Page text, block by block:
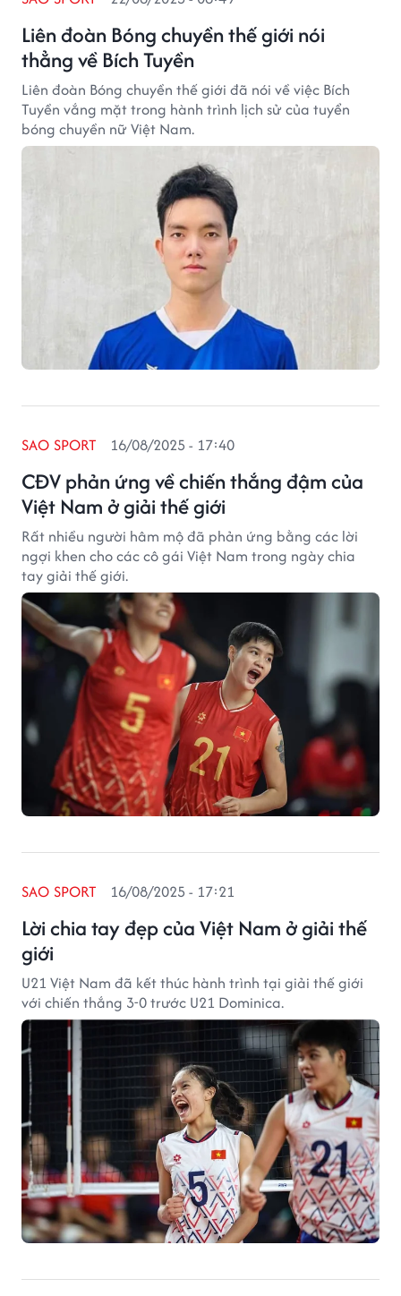
Liên đoàn Bóng chuyền thế giới nói
thẳng về Bích Tuyền
Liên đoàn Bóng chuyền thế giới đã nói về việc Bích
Tuyền vắng mặt trong hành trình lịch sử của tuyển
bóng chuyền nữ Việt Nam.
CĐV phản ứng về chiến thắng đậm của
Việt Nam ở giải thế giới
SAO SPORT 16/08/2025 - 17:40
Rất nhiều người hâm mộ đã phản ứng bằng các lời
ngợi khen cho các cô gái Việt Nam trong ngày chia
tay giải thế giới.
Lời chia tay đẹp của Việt Nam ở giải thế
giới
SAO SPORT 16/08/2025 - 17:21
U21 Việt Nam đã kết thúc hành trình tại giải thế giới
với chiến thắng 3-0 trước U21 Dominica.